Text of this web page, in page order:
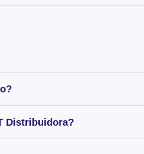
Distribuidora?